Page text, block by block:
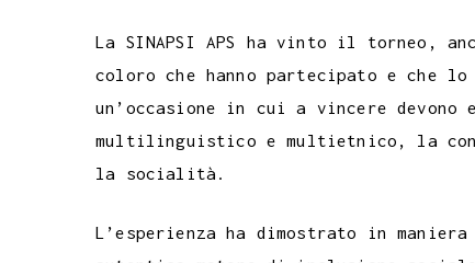
La SINAPSI APS ha vinto il torneo,
coloro che hanno partecipato e che
un’occasione in cui a vincere
multilinguistico e multietnico, la
la socialità.
L’esperienza ha dimostrato in